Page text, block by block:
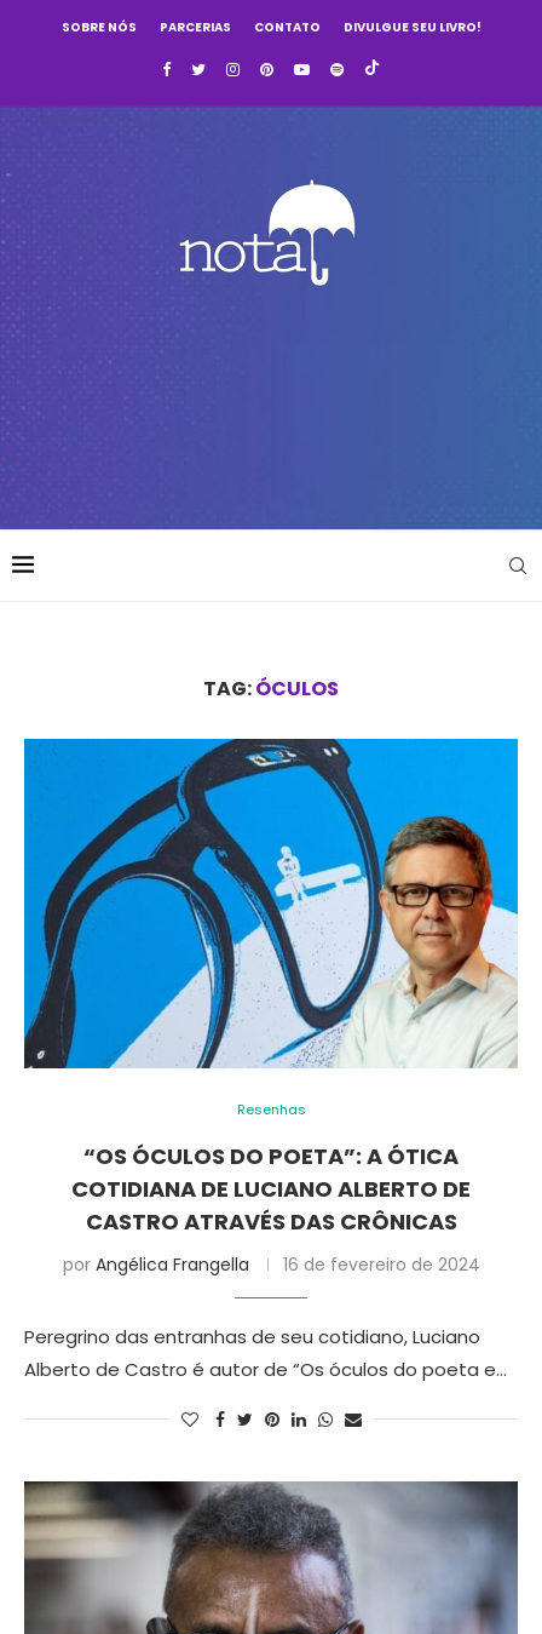
SOBRE NÓS PARCERIAS CONTATO DIVULGUE SEU LIVRO!
TAG:ÓCULOS
Resenhas
“OS ÓCULOS DO POETA”: A ÓTICA
COTIDIANA DE LUCIANO ALBERTO DE
CASTRO ATRAVÉS DAS CRÔNICAS
por Angélica Frangella 16 de fevereiro de 2024
Peregrino das entranhas de seu cotidiano, Luciano
Alberto de Castro é autor de “Os óculos do poeta e…